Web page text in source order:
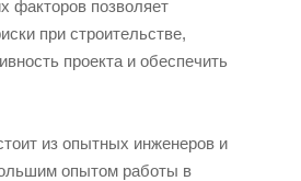
факторов позволяет
при строительстве,
проекта и обеспечить
из опытных инженеров и
опытом работы в